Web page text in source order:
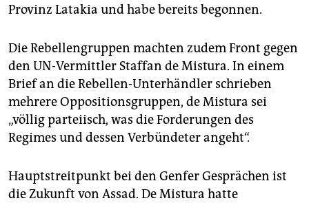
Provinz Latakia und habe bereits begonnen.
Die Rebellengruppen machten zudem Front gegen
den UN-Vermittler Staffan de Mistura. In einem
Brief an die Rebellen-Unterhändler schrieben
mehrere Oppositionsgruppen, de Mistura sei
„völlig parteiisch, was die Forderungen des
Regimes und dessen Verbündeter angeht“.
Hauptstreitpunkt bei den Genfer Gesprächen ist
die Zukunft von Assad. De Mistura hatte